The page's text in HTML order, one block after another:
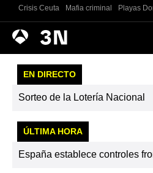
Crisis Ceuta Mafia criminal Playas
Antena
3
Noticias
EN DIRECTO
Sorteo de la Lotería Nacional
ÚLTIMA HORA
España establece controles